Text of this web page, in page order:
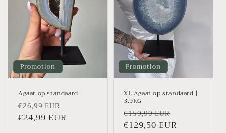
Promotion
Agaat op standaard
Prix
habituel
€26,99 EUR
promotionnel
€24,99 EUR
Promotion
XL Agaat op standaard |
3.9KG
Prix
habituel
€159,99 EUR
€129,50 EUR